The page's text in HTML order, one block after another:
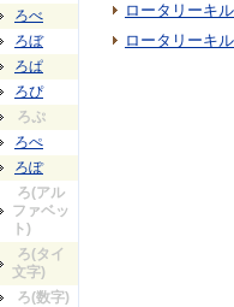
ろべ
ろぼ
ろぱ
ろぴ
ろぷ
ろぺ
ろぽ
ろ(アル
ファベッ
ト)
ろ(タイ
文字)
ろ(数字)
ロータリーキ
ロータリーキ